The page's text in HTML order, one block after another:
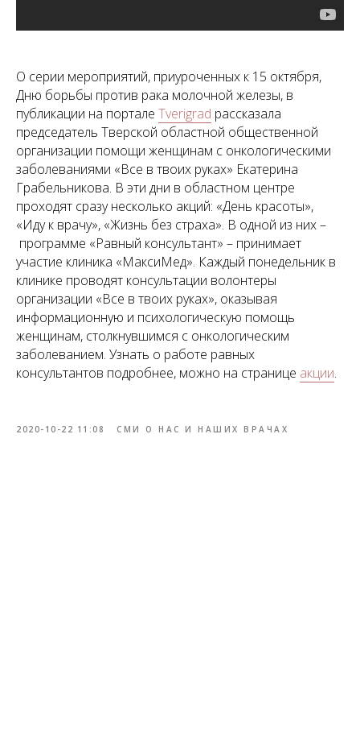
О серии мероприятий, приуроченных к 15 октября,
Дню борьбы против рака молочной железы, в
публикации на портале Tverigrad рассказала
председатель Тверской областной общественной
организации помощи женщинам с онкологическими
заболеваниями «Все в твоих руках» Екатерина
Грабельникова. В эти дни в областном центре
проходят сразу несколько акций: «День красоты»,
«Иду к врачу», «Жизнь без страха». В одной из них –
программе «Равный консультант» – принимает
участие клиника «МаксиМед». Каждый понедельник в
клинике проводят консультации волонтеры
организации «Все в твоих руках», оказывая
информационную и психологическую помощь
женщинам, столкнувшимся с онкологическим
заболеванием. Узнать о работе равных
консультантов подробнее, можно на странице акции.
2020-10-22 11:08 СМИ О НАС И НАШИХ ВРАЧАХ